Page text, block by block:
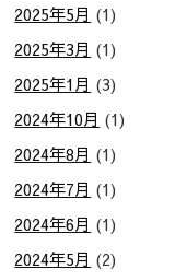
2025年5月 (1)
2025年3月 (1)
2025年1月 (3)
2024年10月 (1)
2024年8月 (1)
2024年7月 (1)
2024年6月 (1)
2024年5月 (2)